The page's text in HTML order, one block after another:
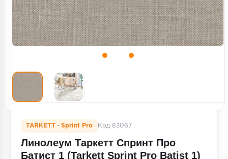
Ковровая плитка
Плинтус
Строительные материалы
TARKETT · Sprint Pro Код 83067
Линолеум Таркетт Спринт Про
Батист 1 (Tarkett Sprint Pro Batist 1)